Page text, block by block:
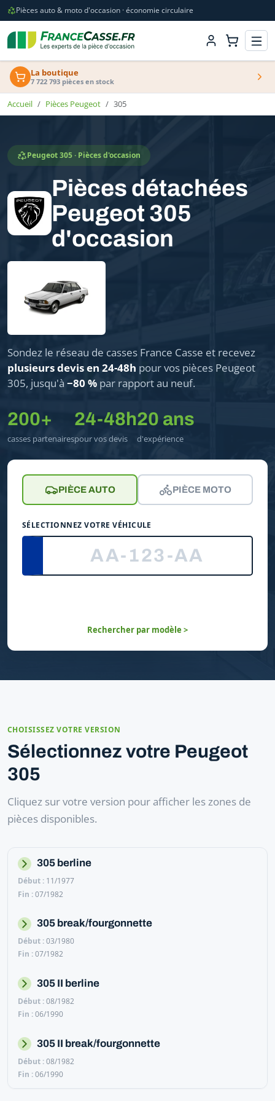
Pièces auto & moto d'occasion · économie circulaire
La boutique
7 722 793 pièces en stock
Accueil Pièces Peugeot 305
Peugeot 305 · Pièces d'occasion
Pièces détachées
Peugeot 305
d'occasion
Sondez le réseau de casses France Casse et recevez
plusieurs devis en 24-48h pour vos pièces Peugeot
305, jusqu'à −80 % par rapport au neuf.
200+
casses partenaires
24-48h
pour vos devis
20 ans
d'expérience
PIÈCE AUTO PIÈCE MOTO
SÉLECTIONNEZ VOTRE VÉHICULE
Rechercher par modèle >
CHOISISSEZ VOTRE VERSION
Sélectionnez votre Peugeot
305
Cliquez sur votre version pour afficher les zones de
pièces disponibles.
305 berline
11/1977
07/1982
305 break/fourgonnette
03/1980
07/1982
305 II berline
08/1982
06/1990
305 II break/fourgonnette
08/1982
06/1990